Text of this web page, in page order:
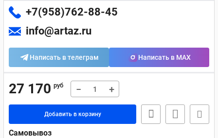
+7(958)762-88-45
info@artaz.ru
Написать в телеграм Написать в MAX
27 170 руб − +
Добавить в корзину
Самовывоз